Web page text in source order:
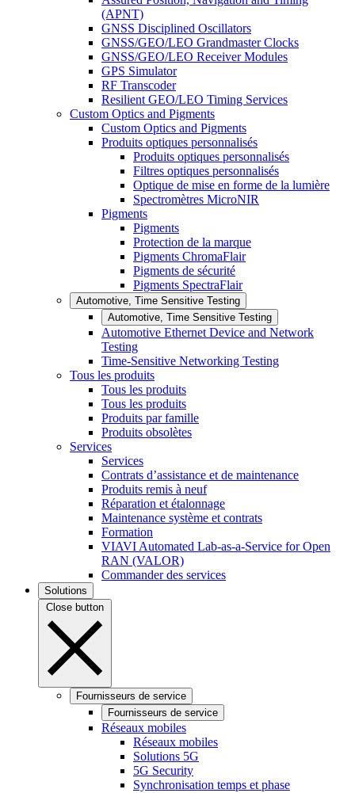
(APNT)
GNSS Disciplined Oscillators
GNSS/GEO/LEO Grandmaster Clocks
GNSS/GEO/LEO Receiver Modules
GPS Simulator
RF Transcoder
Resilient GEO/LEO Timing Services
Custom Optics and Pigments
Custom Optics and Pigments
Produits optiques personnalisés
Produits optiques personnalisés
Filtres optiques personnalisés
Optique de mise en forme de la lumière
Spectromètres MicroNIR
Pigments
Pigments
Protection de la marque
Pigments ChromaFlair
Pigments de sécurité
Pigments SpectraFlair
Automotive, Time Sensitive Testing
Automotive, Time Sensitive Testing
Automotive Ethernet Device and Network
Testing
Time-Sensitive Networking Testing
Tous les produits
Tous les produits
Tous les produits
Produits par famille
Produits obsolètes
Services
Services
Contrats d’assistance et de maintenance
Produits remis à neuf
Réparation et étalonnage
Maintenance système et contrats
Formation
VIAVI Automated Lab-as-a-Service for Open
RAN (VALOR)
Commander des services
Solutions
Close button
Fournisseurs de service
Fournisseurs de service
Réseaux mobiles
Réseaux mobiles
Solutions 5G
5G Security
Synchronisation temps et phase